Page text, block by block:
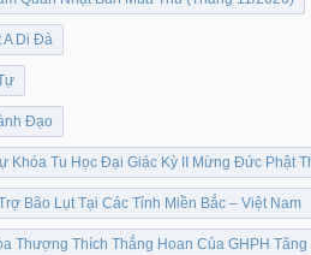
A Di Đà
Đạo
Khóa Tu Học Đại Giác Kỳ II Mừng Đức Phật
Bão Lụt Tại Các Tỉnh Miền Bắc – Việt Nam
Thượng Thích Thắng Hoan Của GHPH Tăng